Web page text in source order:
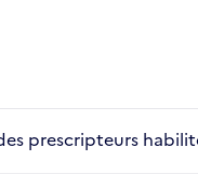
prescripteurs